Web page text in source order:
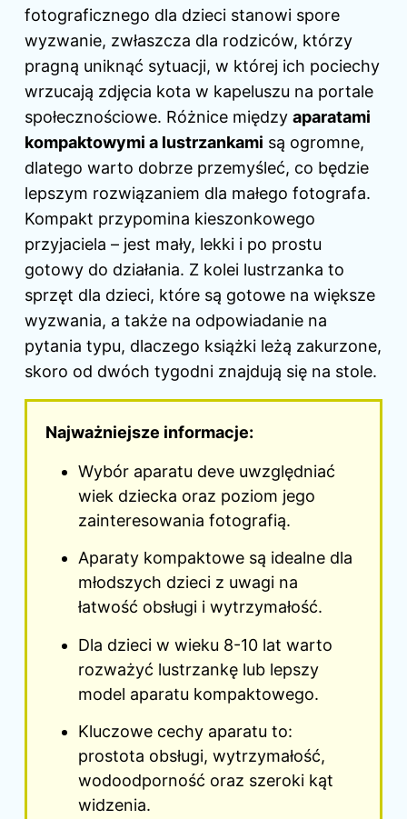
fotograficznego dla dzieci stanowi spore
wyzwanie, zwłaszcza dla rodziców, którzy
pragną uniknąć sytuacji, w której ich pociechy
wrzucają zdjęcia kota w kapeluszu na portale
społecznościowe. Różnice między aparatami
kompaktowymi a lustrzankami są ogromne,
dlatego warto dobrze przemyśleć, co będzie
lepszym rozwiązaniem dla małego fotografa.
Kompakt przypomina kieszonkowego
przyjaciela – jest mały, lekki i po prostu
gotowy do działania. Z kolei lustrzanka to
sprzęt dla dzieci, które są gotowe na większe
wyzwania, a także na odpowiadanie na
pytania typu, dlaczego książki leżą zakurzone,
skoro od dwóch tygodni znajdują się na stole.
Najważniejsze informacje:
Wybór aparatu deve uwzględniać
wiek dziecka oraz poziom jego
zainteresowania fotografią.
Aparaty kompaktowe są idealne dla
młodszych dzieci z uwagi na
łatwość obsługi i wytrzymałość.
Dla dzieci w wieku 8-10 lat warto
rozważyć lustrzankę lub lepszy
model aparatu kompaktowego.
Kluczowe cechy aparatu to:
prostota obsługi, wytrzymałość,
wodoodporność oraz szeroki kąt
widzenia.